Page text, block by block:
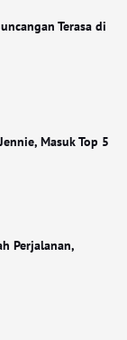
Terasa di
Masuk Top 5
Perjalanan,